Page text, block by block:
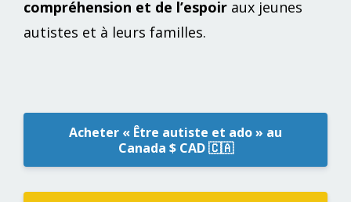
compréhension et de l’espoir aux jeunes
autistes et à leurs familles.
Acheter « Être autiste et ado » au
Canada $ CAD 🇨🇦